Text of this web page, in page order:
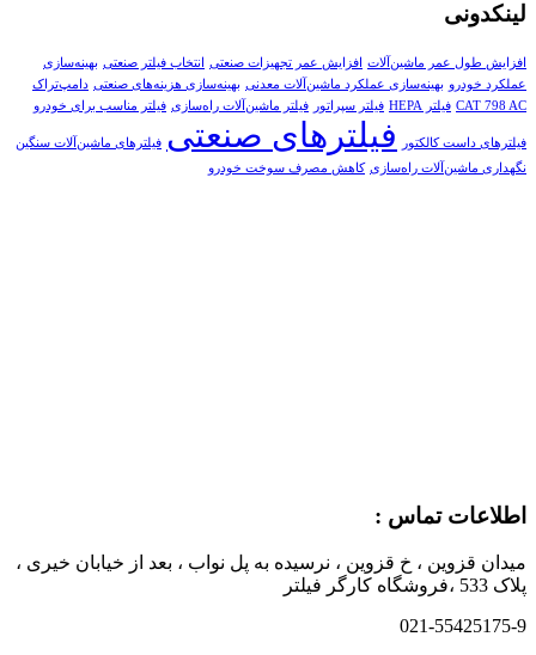
لینکدونی
افزایش طول عمر ماشین‌آلات افزایش عمر تجهیزات صنعتی انتخاب فیلتر صنعتی بهینه‌سازی
عملکرد خودرو بهینه‌سازی عملکرد ماشین‌آلات معدنی بهینه‌سازی هزینه‌های صنعتی دامپ‌تراک
CAT 798 AC فیلتر HEPA فیلتر سپراتور فیلتر ماشین‌آلات راه‌سازی فیلتر مناسب برای خودرو
فیلترهای داست کالکتور فیلترهای صنعتی فیلترهای ماشین‌آلات سنگین
نگهداری ماشین‌آلات راه‌سازی کاهش مصرف سوخت خودرو
اطلاعات تماس :
میدان قزوین ، خ قزوین ، نرسیده به پل نواب ، بعد از خیابان خیری ،
پلاک 533 ،فروشگاه کارگر فیلتر
021-55425175-9